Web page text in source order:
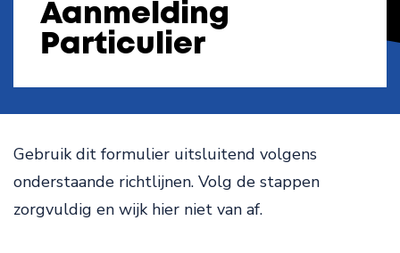
Aanmelding
Particulier
Gebruik dit formulier uitsluitend volgens
onderstaande richtlijnen. Volg de stappen
zorgvuldig en wijk hier niet van af.